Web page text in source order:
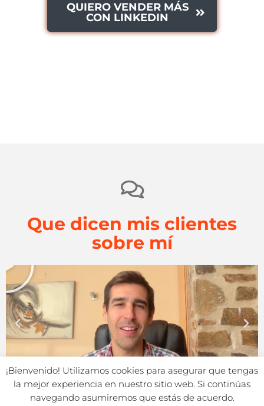
QUIERO VENDER MÁS
CON LINKEDIN
Que dicen mis clientes
sobre mí
¡Bienvenido! Utilizamos cookies para asegurar que tengas
la mejor experiencia en nuestro sitio web. Si continúas
navegando asumiremos que estás de acuerdo.